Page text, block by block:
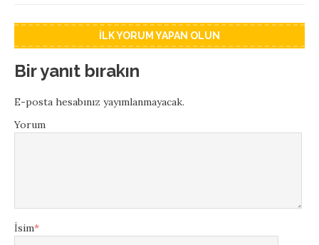
İLK YORUM YAPAN OLUN
Bir yanıt bırakın
E-posta hesabınız yayımlanmayacak.
Yorum
İsim*